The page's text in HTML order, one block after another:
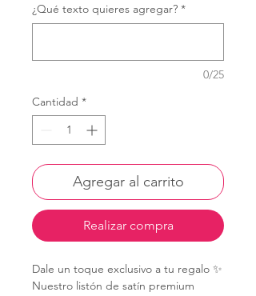
¿Qué texto quieres agregar? *
0/25
Cantidad *
Agregar al carrito
Realizar compra
Dale un toque exclusivo a tu regalo ✨
Nuestro listón de satín premium